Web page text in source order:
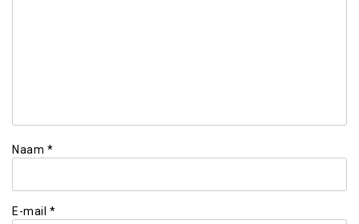
Naam *
E-mail *